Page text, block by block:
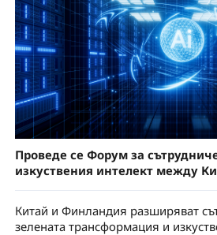
Проведе се Форум за
изкуствения интелект между
Китай и Финландия разширяват
зелената трансформация и